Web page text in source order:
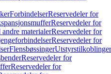
ForbindelserReservedeler for
Reservedeler for
materialerReservedeler for
Reservedeler for
FlensbøssingerUtstyrstilkoblinger
Reservedeler for
Reservedeler for